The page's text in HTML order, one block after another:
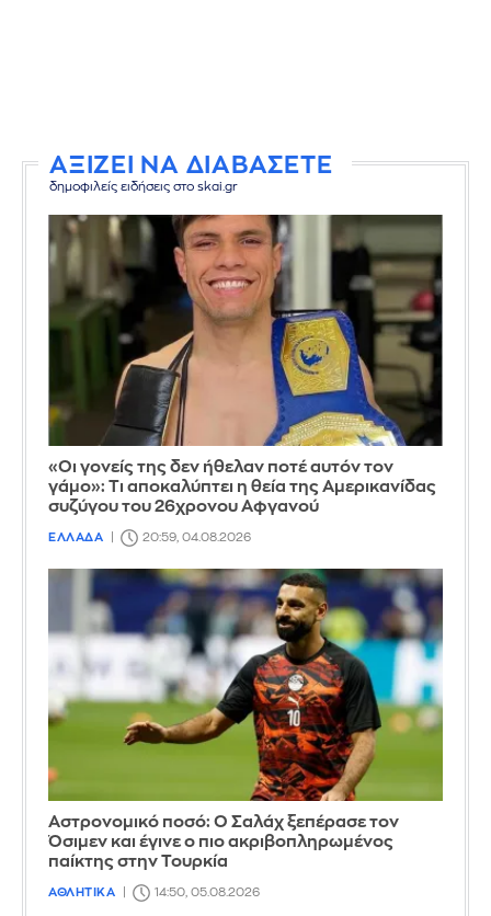
ΑΞΙΖΕΙ ΝΑ ΔΙΑΒΑΣΕΤΕ
δημοφιλείς ειδήσεις στο skai.gr
«Οι γονείς της δεν ήθελαν ποτέ αυτόν τον
γάμο»: Τι αποκαλύπτει η θεία της Αμερικανίδας
συζύγου του 26χρονου Αφγανού
ΕΛΛΑΔΑ 20:59, 04.08.2026
Αστρονομικό ποσό: Ο Σαλάχ ξεπέρασε τον
Όσιμεν και έγινε ο πιο ακριβοπληρωμένος
παίκτης στην Τουρκία
ΑΘΛΗΤΙΚΑ 14:50, 05.08.2026